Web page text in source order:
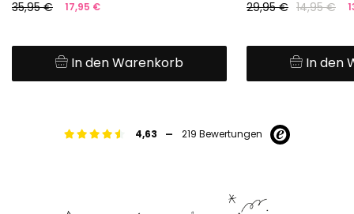
35,95 €
17,95 €
In den Warenkorb
29,95 € 14,95 €
In den
4,63 - 219 Bewertungen